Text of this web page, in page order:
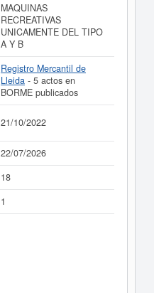
MAQUINAS
RECREATIVAS
UNICAMENTE DEL TIPO
A Y B
Registro Mercantil de
Lleida - 5 actos en
BORME publicados
21/10/2022
22/07/2026
18
1